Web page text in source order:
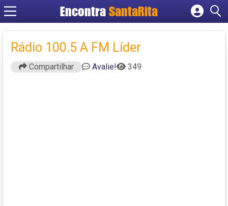
EncontraSantaRita
Cadastrar empresa
Criar conta
Rádio 100.5 A FM Líder
Compartilhar Avalie! 349